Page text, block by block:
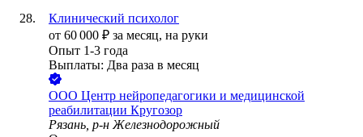
Клинический психолог
от 60 000 ₽ за месяц, на руки
Опыт 1-3 года
Выплаты: Два раза в месяц
ООО Центр нейропедагогики и медицинской
реабилитации Кругозор
Рязань, р-н Железнодорожный